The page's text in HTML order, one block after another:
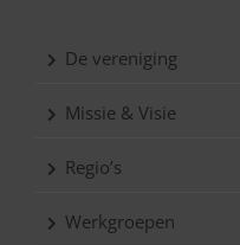
De vereniging
Missie & Visie
Regio’s
Werkgroepen